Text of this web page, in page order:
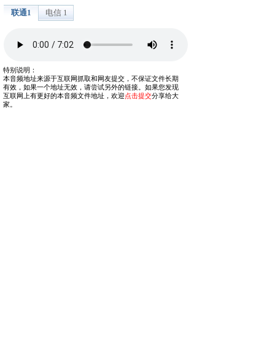
联通1 电信 1
特别说明：
本音频地址来源于互联网抓取和网友提交，不保证文件长期
有效，如果一个地址无效，请尝试另外的链接。如果您发现
互联网上有更好的本音频文件地址，欢迎点击提交分享给大
家。